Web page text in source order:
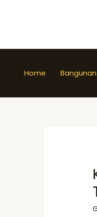
Home Bangunan